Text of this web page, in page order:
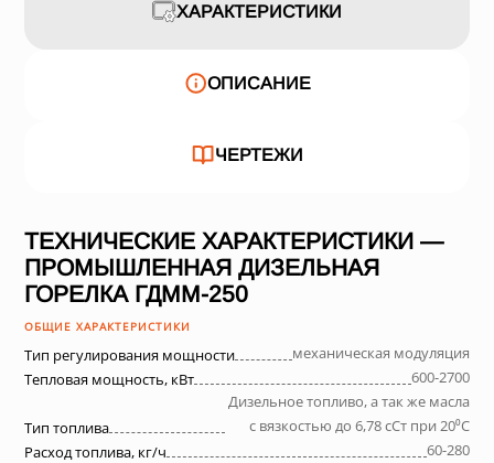
ХАРАКТЕРИСТИКИ
ОПИСАНИЕ
ЧЕРТЕЖИ
ТЕХНИЧЕСКИЕ ХАРАКТЕРИСТИКИ —
ПРОМЫШЛЕННАЯ ДИЗЕЛЬНАЯ
ГОРЕЛКА ГДММ-250
ОБЩИЕ ХАРАКТЕРИСТИКИ
Тип регулирования мощности
механическая модуляция
Тепловая мощность, кВт
600-2700
Тип топлива
Дизельное топливо, а так же масла
с вязкостью до 6,78 сСт при 20⁰С
Расход топлива, кг/ч
60-280